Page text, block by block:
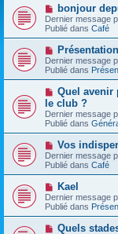
N
o
u
v
e
a
u
m
e
s
s
a
g
e
bonjour
Dernier message
Publié dans Café
N
o
u
v
a
u
m
e
s
s
g
e
Dernier message
Publié dans
N
u
v
e
a
u
m
e
s
s
a
g
e
Quel avenir
le club ?
Dernier message
Publié dans
N
o
u
v
e
a
u
m
e
s
Vos
Dernier message
Publié dans Café
N
o
u
v
a
Kael
Dernier message
Publié dans
NQuels